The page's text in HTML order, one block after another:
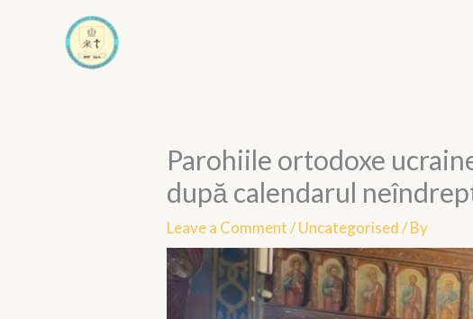
Parohiile ortodoxe
după calendarul
Leave a Comment /Uncategorised/ By